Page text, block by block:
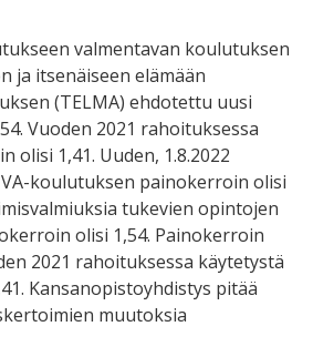
valmentavan koulutuksen
ja itsenäiseen elämään
(TELMA) ehdotettu uusi
Vuoden 2021 rahoituksessa
olisi 1,41. Uuden, 1.8.2022
koulutuksen painokerroin olisi
tukevien opintojen
olisi 1,54. Painokerroin
2021 rahoituksessa käytetystä
Kansanopistoyhdistys pitää
muutoksia